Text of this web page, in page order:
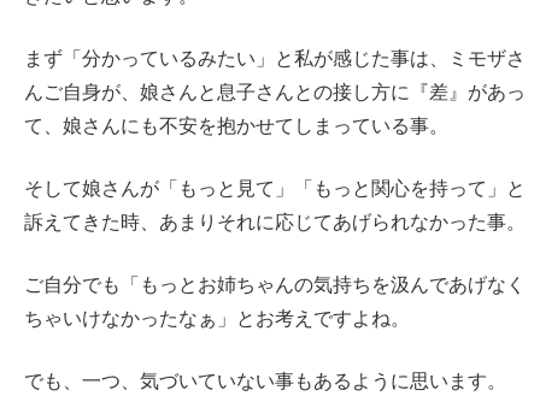
まず「分かっているみたい」と私が感じた事は、ミモザさ
んご自身が、娘さんと息子さんとの接し方に『差』があっ
て、娘さんにも不安を抱かせてしまっている事。
そして娘さんが「もっと見て」「もっと関心を持って」と
訴えてきた時、あまりそれに応じてあげられなかった事。
ご自分でも「もっとお姉ちゃんの気持ちを汲んであげなく
ちゃいけなかったなぁ」とお考えですよね。
でも、一つ、気づいていない事もあるように思います。